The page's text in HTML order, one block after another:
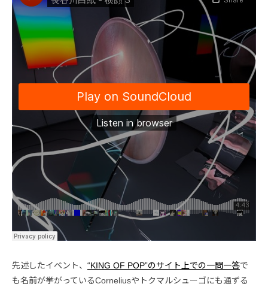
先述したイベント、 “KING OF POP”のサイト上での一問一答で
も名前が挙がっているCorneliusやトクマルシューゴにも通ずる